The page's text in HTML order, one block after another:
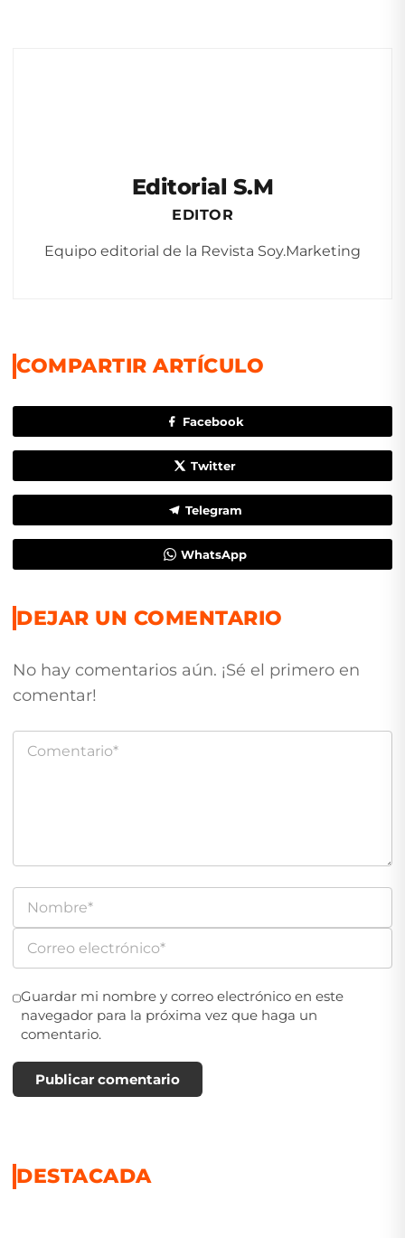
Editorial S.M
EDITOR
Equipo editorial de la Revista Soy.Marketing
COMPARTIR ARTÍCULO
Facebook
Twitter
Telegram
WhatsApp
DEJAR UN COMENTARIO
No hay comentarios aún. ¡Sé el primero en
comentar!
Guardar mi nombre y correo electrónico en este
navegador para la próxima vez que haga un
comentario.
Publicar comentario
DESTACADA